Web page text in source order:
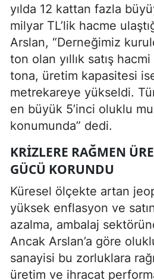
yılda 12 kattan fazla
milyar TL’lik hacme
Arslan, “Derneğimiz
ton olan yıllık satış
tona, üretim kapasitesi
metrekareye yükseldi.
en büyük 5’inci oluklu
konumunda” dedi.
KRIZLERE RAĞMEN
GÜCÜ KORUNDU
Küresel ölçekte artan
yüksek enflasyon ve
azalma, ambalaj
Ancak Arslan’a göre
sanayisi bu zorluklara
üretim ve ihracat